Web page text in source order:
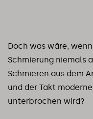
Doch was wäre,
Schmierung niemals
Schmieren aus dem
und der Takt
unterbrochen wird?